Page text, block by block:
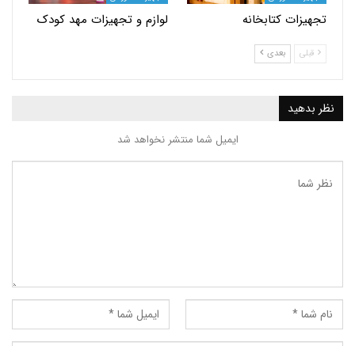
کتابخانه لوازم و تجهیزات مهد کودک
بعدی
ایمیل شما منتشر نخواهد شد